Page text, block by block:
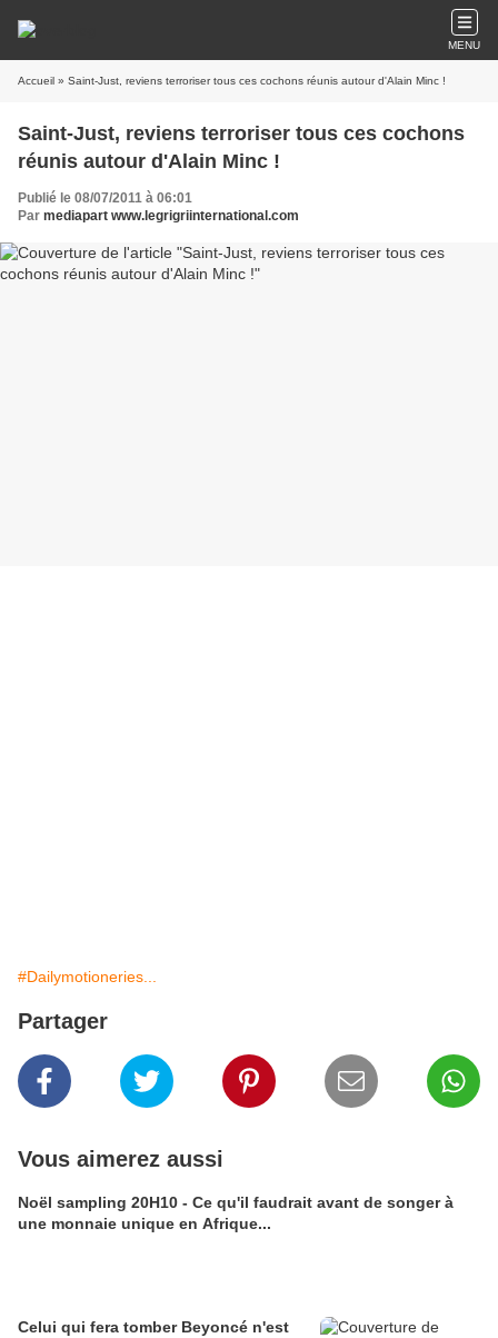
MENU
Accueil » Saint-Just, reviens terroriser tous ces cochons réunis autour d'Alain Minc !
Saint-Just, reviens terroriser tous ces cochons
réunis autour d'Alain Minc !
Publié le 08/07/2011 à 06:01
Par mediapart www.legrigriinternational.com
#Dailymotioneries...
Partager
Vous aimerez aussi
Noël sampling 20H10 - Ce qu'il faudrait avant de songer à
une monnaie unique en Afrique...
Celui qui fera tomber Beyoncé n'est